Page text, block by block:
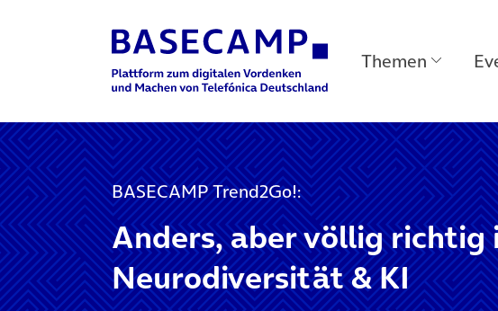
Main Navigation Themen
BASECAMP Trend2Go!:
Anders, aber völlig richtig
Neurodiversität & KI